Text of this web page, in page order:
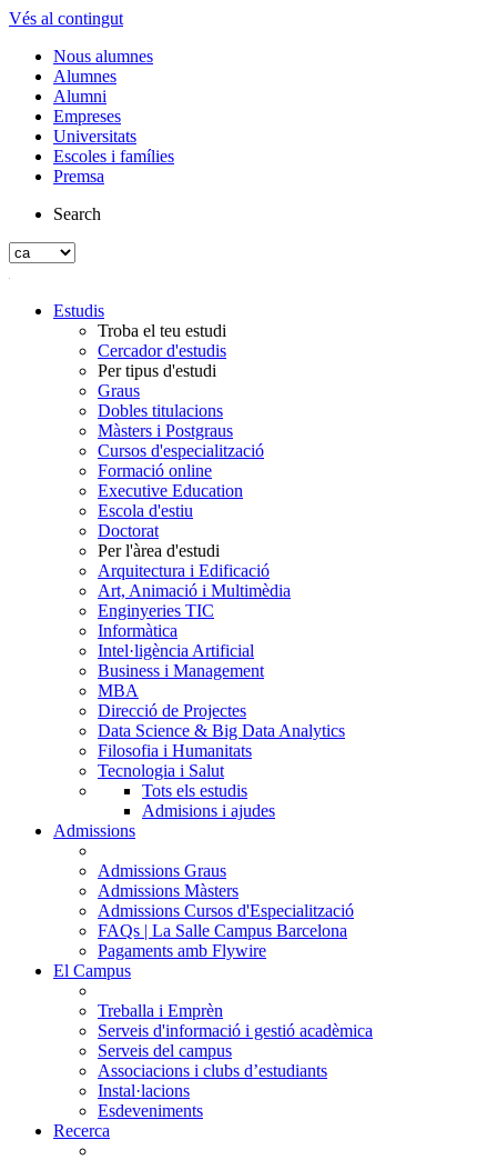
Vés al contingut
Nous alumnes
Alumnes
Alumni
Empreses
Universitats
Escoles i famílies
Premsa
Search
Estudis
Troba el teu estudi
Cercador d'estudis
Per tipus d'estudi
Graus
Dobles titulacions
Màsters i Postgraus
Cursos d'especialització
Formació online
Executive Education
Escola d'estiu
Doctorat
Per l'àrea d'estudi
Arquitectura i Edificació
Art, Animació i Multimèdia
Enginyeries TIC
Informàtica
Intel·ligència Artificial
Business i Management
MBA
Direcció de Projectes
Data Science & Big Data Analytics
Filosofia i Humanitats
Tecnologia i Salut
Tots els estudis
Admisions i ajudes
Admissions
Admissions Graus
Admissions Màsters
Admissions Cursos d'Especialització
FAQs | La Salle Campus Barcelona
Pagaments amb Flywire
El Campus
Treballa i Emprèn
Serveis d'informació i gestió acadèmica
Serveis del campus
Associacions i clubs d’estudiants
Instal·lacions
Esdeveniments
Recerca